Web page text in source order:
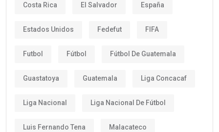
Costa Rica El Salvador España
Estados Unidos Fedefut FIFA
Futbol Fútbol Fútbol De Guatemala
Guastatoya Guatemala Liga Concacaf
Liga Nacional Liga Nacional De Fútbol
Luis Fernando Tena Malacateco